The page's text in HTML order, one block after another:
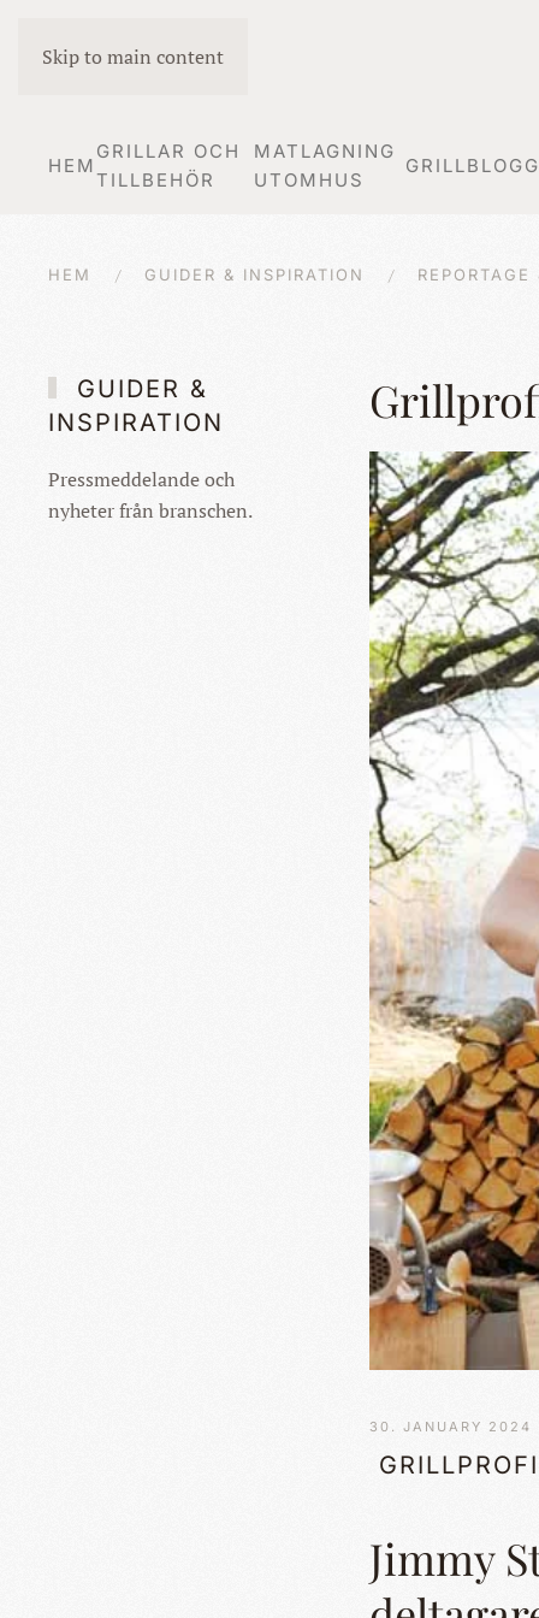
Skip to main content
HEM
GRILLAR OCH
TILLBEHÖR
MATLAGNING
UTOMHUS
HEM GUIDER & INSPIRATION
30. JANUARY 2024
Jimmy
GUIDER &
INSPIRATION
Pressmeddelande och
nyheter från branschen.